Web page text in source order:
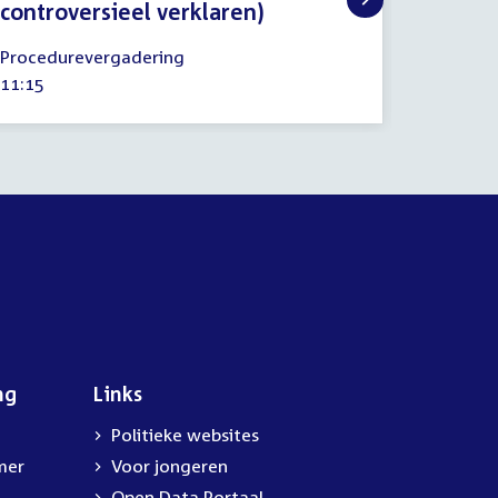
controversieel verklaren)
juni
2025
Procedurevergadering
Tijd
11:15
Links
Politieke websites
Voor jongeren